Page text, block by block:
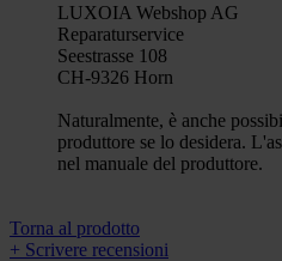
LUXOIA Webshop AG
Reparaturservice
Seestrasse 108
CH-9326 Horn
Naturalmente, è anche
produttore se lo desidera.
nel manuale del produttore.
Torna al prodotto
+ Scrivere recensioni